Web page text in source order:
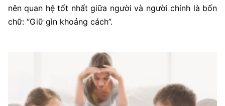
nên quan hệ tốt nhất giữa người và người chính là bốn
chữ: “Giữ gìn khoảng cách”.